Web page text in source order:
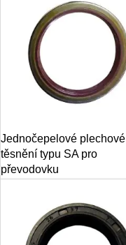
Jednočepelové plechové
těsnění typu SA pro
převodovku